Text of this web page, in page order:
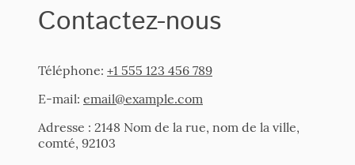
Contactez-nous
Téléphone: +1 555 123 456 789
E-mail: email@example.com
Adresse : 2148 Nom de la rue, nom de la ville,
comté, 92103